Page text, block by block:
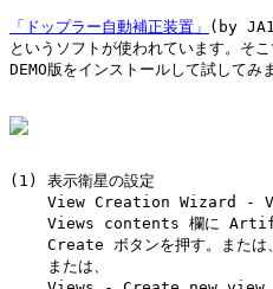
「ドップラー自動補正装置」 (by
というソフトが使われています。そこ
DEMO版をインストールして試して
(1) 表示衛星の設定
View Creation Wizard -
Views contents 欄に
Create ボタンを押す。また
    または、